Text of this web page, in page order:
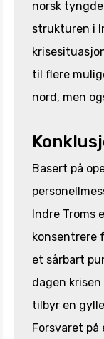
norsk
strukturen i
til flere
nord, men
Basert på
Indre Troms
konsentrere
et sårbart
dagen
tilbyr en
Forsvaret